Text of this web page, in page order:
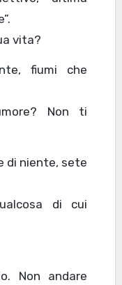
vita?
fiumi che
Non ti
di niente, sete
di cui
Non andare